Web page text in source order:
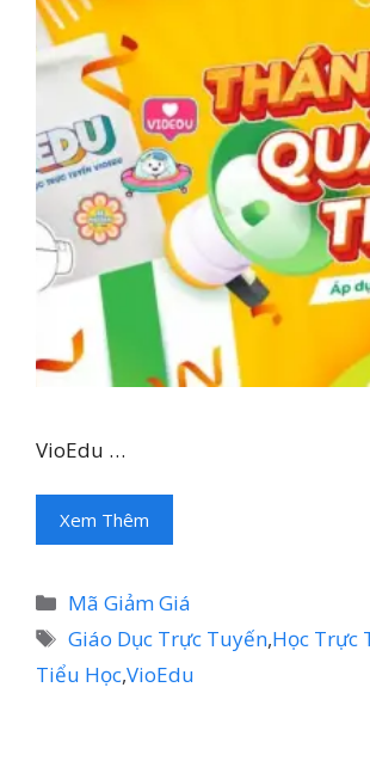
VioEdu …
Xem Thêm
Danh
mục
Mã Giảm Giá
Thẻ
Giáo Dục Trực Tuyến,Học Trực
Tiểu Học,VioEdu